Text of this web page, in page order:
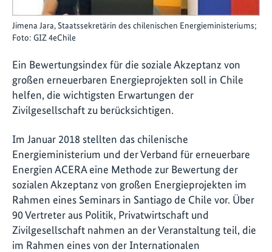
Jimena Jara, Staatssekretärin des chilenischen Energieministeriums;
Foto: GIZ 4eChile
Ein Bewertungsindex für die soziale Akzeptanz von
großen erneuerbaren Energieprojekten soll in Chile
helfen, die wichtigsten Erwartungen der
Zivilgesellschaft zu berücksichtigen.
Im Januar 2018 stellten das chilenische
Energieministerium und der Verband für erneuerbare
Energien ACERA eine Methode zur Bewertung der
sozialen Akzeptanz von großen Energieprojekten im
Rahmen eines Seminars in Santiago de Chile vor. Über
90 Vertreter aus Politik, Privatwirtschaft und
Zivilgesellschaft nahmen an der Veranstaltung teil, die
im Rahmen eines von der Internationalen